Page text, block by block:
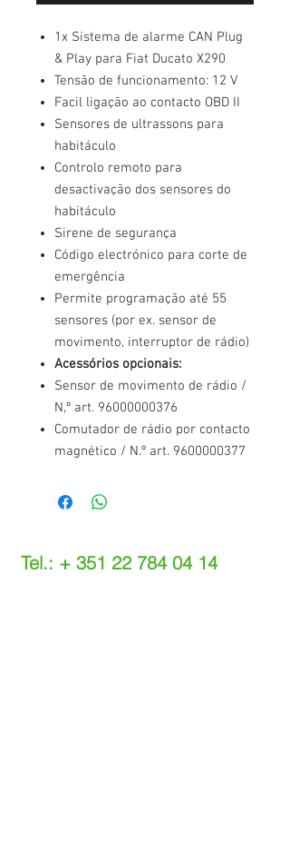
1x Sistema de alarme CAN Plug
& Play para Fiat Ducato X290
Tensão de funcionamento: 12 V
Facil ligação ao contacto OBD II
Sensores de ultrassons para
habitáculo
Controlo remoto para
desactivação dos sensores do
habitáculo
Sirene de segurança
Código electrónico para corte de
emergência
Permite programação até 55
sensores (por ex. sensor de
movimento, interruptor de rádio)
Acessórios opcionais:
Sensor de movimento de rádio /
N,º art. 96000000376
Comutador de rádio por contacto
magnético / N.º art. 9600000377
Tel.: + 351 22 784 04 14